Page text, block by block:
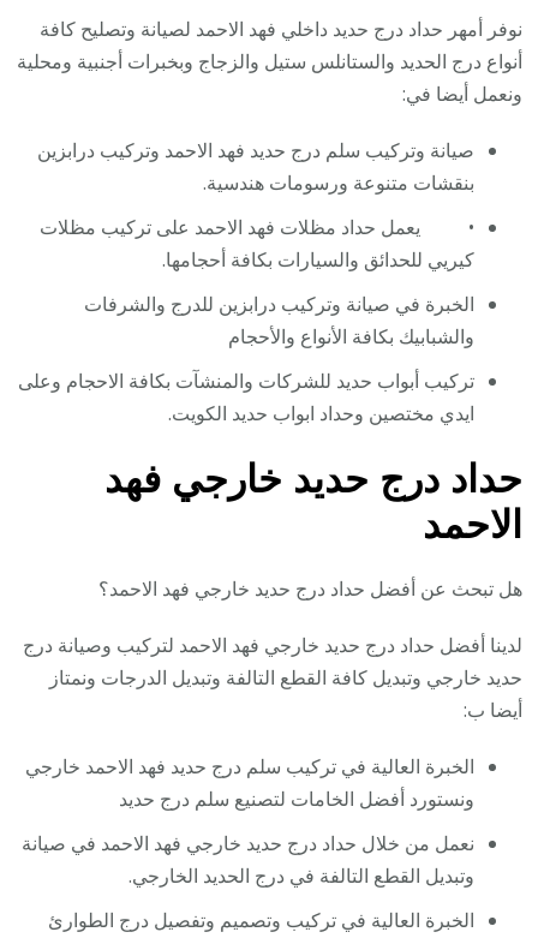
نوفر أمهر حداد درج حديد داخلي فهد الاحمد لصيانة وتصليح كافة
أنواع درج الحديد والستانلس ستيل والزجاج وبخبرات أجنبية ومحلية
ونعمل أيضا في:
صيانة وتركيب سلم درج حديد فهد الاحمد وتركيب درابزين
بنقشات متنوعة ورسومات هندسية.
• يعمل حداد مظلات فهد الاحمد على تركيب مظلات
كيريي للحدائق والسيارات بكافة أحجامها.
الخبرة في صيانة وتركيب درابزين للدرج والشرفات
والشبابيك بكافة الأنواع والأحجام
تركيب أبواب حديد للشركات والمنشآت بكافة الاحجام وعلى
ايدي مختصين وحداد ابواب حديد الكويت.
حداد درج حديد خارجي فهد
الاحمد
هل تبحث عن أفضل حداد درج حديد خارجي فهد الاحمد؟
لدينا أفضل حداد درج حديد خارجي فهد الاحمد لتركيب وصيانة درج
حديد خارجي وتبديل كافة القطع التالفة وتبديل الدرجات ونمتاز
أيضا ب:
الخبرة العالية في تركيب سلم درج حديد فهد الاحمد خارجي
ونستورد أفضل الخامات لتصنيع سلم درج حديد
نعمل من خلال حداد درج حديد خارجي فهد الاحمد في صيانة
وتبديل القطع التالفة في درج الحديد الخارجي.
الخبرة العالية في تركيب وتصميم وتفصيل درج الطوارئ